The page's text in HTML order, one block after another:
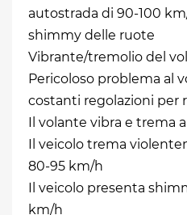
autostrada di 90-100
shimmy delle ruote
Vibrante/tremolio del
Pericoloso problema al
costanti regolazioni per
Il volante vibra e trema
Il veicolo trema
80-95 km/h
Il veicolo presenta
km/h